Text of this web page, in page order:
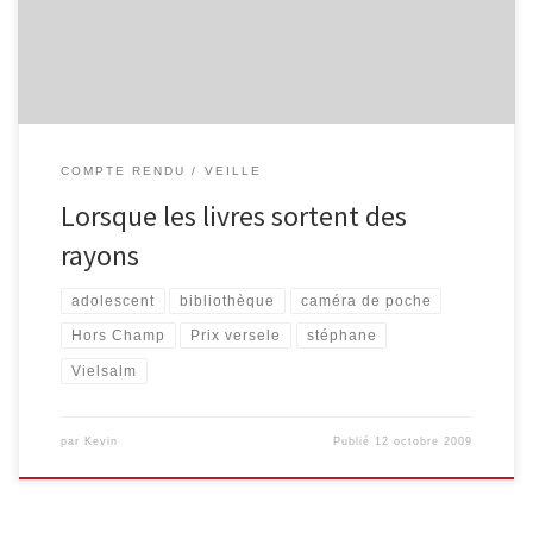
COMPTE RENDU VEILLE
Lorsque les livres sortent des
rayons
adolescent bibliothèque caméra de poche
Hors Champ Prix versele stéphane
Vielsalm
par Kevin Publié 12 octobre 2009